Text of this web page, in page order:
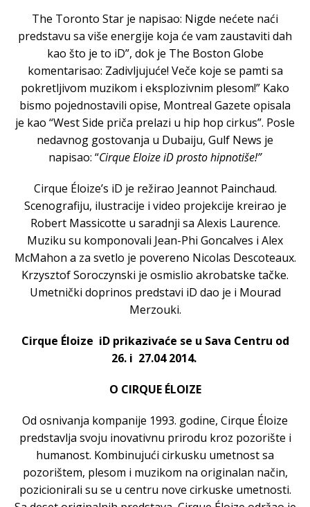
The Toronto Star je napisao: Nigde nećete naći
predstavu sa više energije koja će vam zaustaviti dah
kao što je to iD”, dok je The Boston Globe
komentarisao: Zadivljujuće! Veče koje se pamti sa
pokretljivom muzikom i eksplozivnim plesom!” Kako
bismo pojednostavili opise, Montreal Gazete opisala
je kao “West Side priča prelazi u hip hop cirkus”. Posle
nedavnog gostovanja u Dubaiju, Gulf News je
napisao: “Cirque Eloize iD prosto hipnotiše!”
Cirque Éloize’s iD je režirao Jeannot Painchaud.
Scenografiju, ilustracije i video projekcije kreirao je
Robert Massicotte u saradnji sa Alexis Laurence.
Muziku su komponovali Jean-Phi Goncalves i Alex
McMahon a za svetlo je povereno Nicolas Descoteaux.
Krzysztof Soroczynski je osmislio akrobatske tačke.
Umetnički doprinos predstavi iD dao je i Mourad
Merzouki.
Cirque Éloize iD prikazivaće se u Sava Centru od
26. i 27.04 2014.
O CIRQUE ÉLOIZE
Od osnivanja kompanije 1993. godine, Cirque Éloize
predstavlja svoju inovativnu prirodu kroz pozorište i
humanost. Kombinujući cirkusku umetnost sa
pozorištem, plesom i muzikom na originalan način,
pozicionirali su se u centru nove cirkuske umetnosti.